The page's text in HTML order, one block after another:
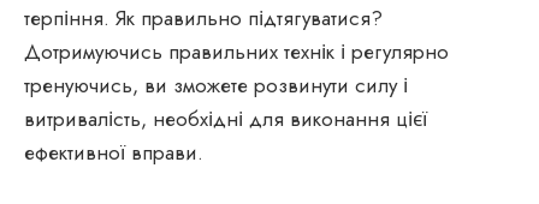
терпіння. Як правильно підтягуватися?
Дотримуючись правильних технік і регулярно
тренуючись, ви зможете розвинути силу і
витривалість, необхідні для виконання цієї
ефективної вправи.